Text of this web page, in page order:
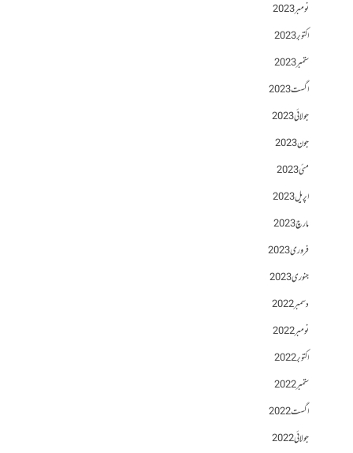
نومبر 2023
اکتوبر 2023
ستمبر 2023
اگست 2023
جولائی 2023
جون 2023
مئی 2023
اپریل 2023
مارچ 2023
فروری 2023
جنوری 2023
دسمبر 2022
نومبر 2022
اکتوبر 2022
ستمبر 2022
اگست 2022
جولائی 2022